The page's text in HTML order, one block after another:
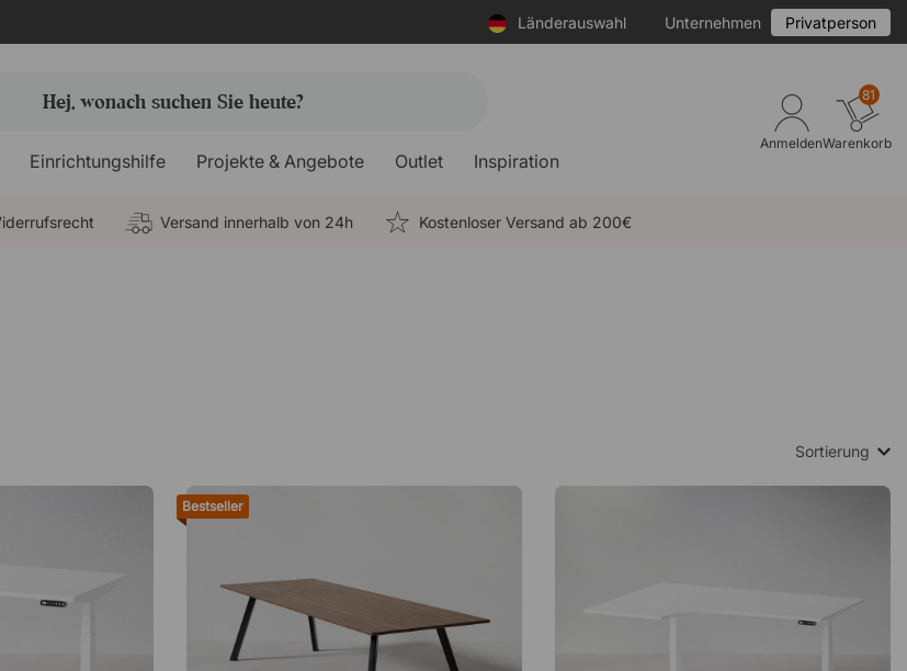
Länderauswahl Unternehmen Privatperson
Einrichtungshilfe Projekte & Angebote Outlet Inspiration
Anmelden
81
Warenkorb
Versand innerhalb von 24h Kostenloser Versand ab 200€
Sortierung
Bestseller